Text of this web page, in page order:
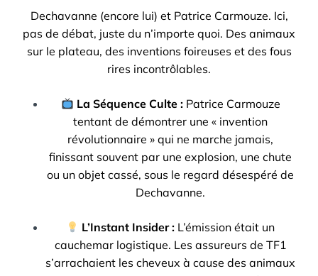
Dechavanne (encore lui) et Patrice Carmouze. Ici,
pas de débat, juste du n’importe quoi. Des animaux
sur le plateau, des inventions foireuses et des fous
rires incontrôlables.
La Séquence Culte :Patrice Carmouze
tentant de démontrer une « invention
révolutionnaire » qui ne marche jamais,
finissant souvent par une explosion, une chute
ou un objet cassé, sous le regard désespéré de
Dechavanne.
L’Instant Insider : L’émission était un
cauchemar logistique. Les assureurs de TF1
s’arrachaient les cheveux à cause des animaux